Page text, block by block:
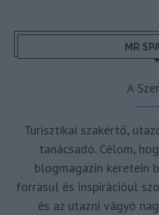
MR
A
Turisztikai szakértő,
tanácsadó. Célom,
blogmagazin keretein
forrásul és inspirációul
és az utazni vágyó